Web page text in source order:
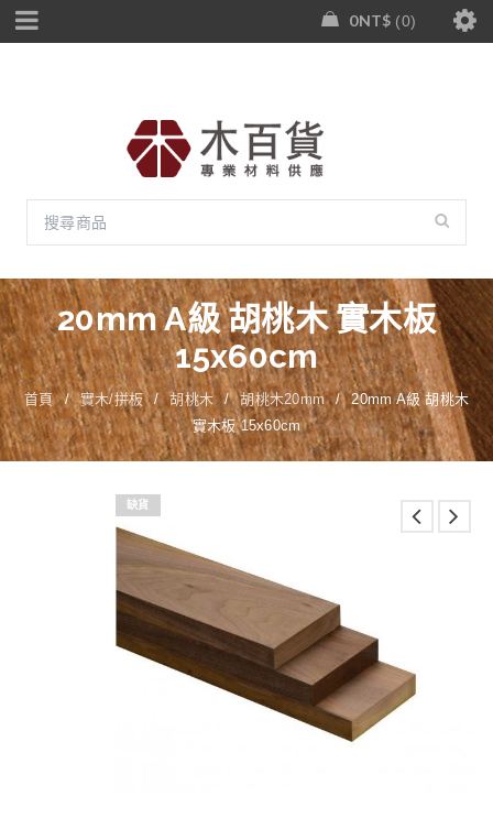
0NT$ 0
20mm A級 胡桃木 實木板
15x60cm
首頁 / 實木/拼板 / 胡桃木 / 胡桃木20mm /
20mm A級 胡桃木
實木板 15x60cm
缺貨